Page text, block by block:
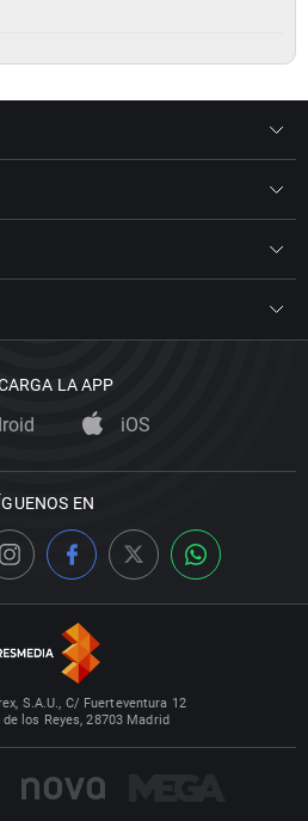
LA APP
iOS
EN
S.A.U., C/ Fuerteventura 12
los Reyes, 28703 Madrid